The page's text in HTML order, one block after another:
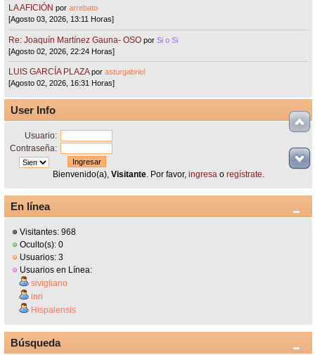
LA AFICIÓN porarrebato
[Agosto 03, 2026, 13:11 Horas]
Re: Joaquín Martínez Gauna- OSO porSi o Si
[Agosto 02, 2026, 22:24 Horas]
LUIS GARCÍA PLAZA porasturgabriel
[Agosto 02, 2026, 16:31 Horas]
User Info
Usuario:
Contraseña:
Bienvenido(a), Visitante. Por favor, ingresao regístrate.
En línea
Visitantes: 968
Oculto(s): 0
Usuarios: 3
Usuarios en Línea:
sivigliano
inri
Hispalensis
Búsqueda